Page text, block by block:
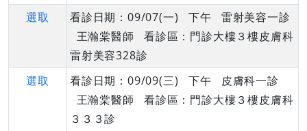
選取
看診日期：09/07(一) 下午 雷射美容一診
王瀚棠醫師 看診區：門診大樓３樓皮膚科
雷射美容328診
選取
看診日期：09/09(三) 下午 皮膚科一診
王瀚棠醫師 看診區：門診大樓３樓皮膚科
３３３診